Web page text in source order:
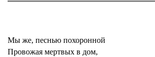
Мы же, песнью похоронной
Провожая мертвых в дом,